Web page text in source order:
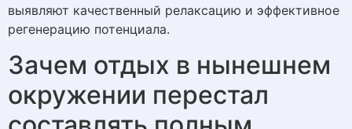
выявляют качественный релаксацию и эффективное
регенерацию потенциала.
Зачем отдых в нынешнем
окружении перестал